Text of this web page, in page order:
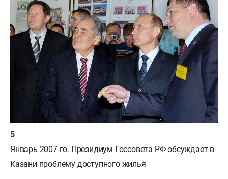
Январь 2007-го. Президиум Госсовета РФ обсуждает в
Казани проблему доступного жилья